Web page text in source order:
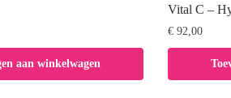
aan winkelwagen
Vital C –
€ 92,00